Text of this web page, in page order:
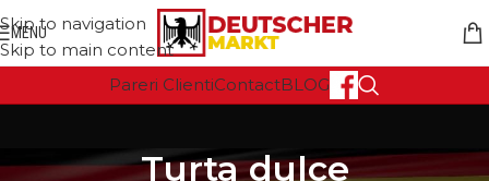
Skip to navigation
Skip to main content
MENU
Pareri ClientiContactBLOG
Turta dulce